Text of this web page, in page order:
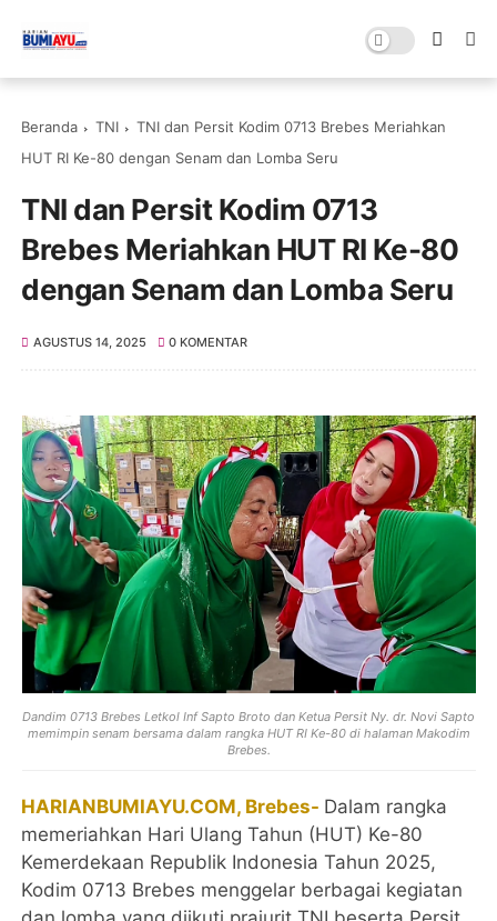
Beranda TNI
TNI dan Persit Kodim 0713 Brebes Meriahkan
HUT RI Ke-80 dengan Senam dan Lomba Seru
TNI dan Persit Kodim 0713
Brebes Meriahkan HUT RI Ke-80
dengan Senam dan Lomba Seru
AGUSTUS 14, 2025 0 KOMENTAR
Dandim 0713 Brebes Letkol Inf Sapto Broto dan Ketua Persit Ny. dr. Novi Sapto
memimpin senam bersama dalam rangka HUT RI Ke-80 di halaman Makodim
Brebes.
HARIANBUMIAYU.COM, Brebes- Dalam rangka
memeriahkan Hari Ulang Tahun (HUT) Ke-80
Kemerdekaan Republik Indonesia Tahun 2025,
Kodim 0713 Brebes menggelar berbagai kegiatan